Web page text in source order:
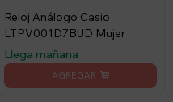
Reloj Análogo Casio
LTPV001D7BUD Mujer
Llega mañana